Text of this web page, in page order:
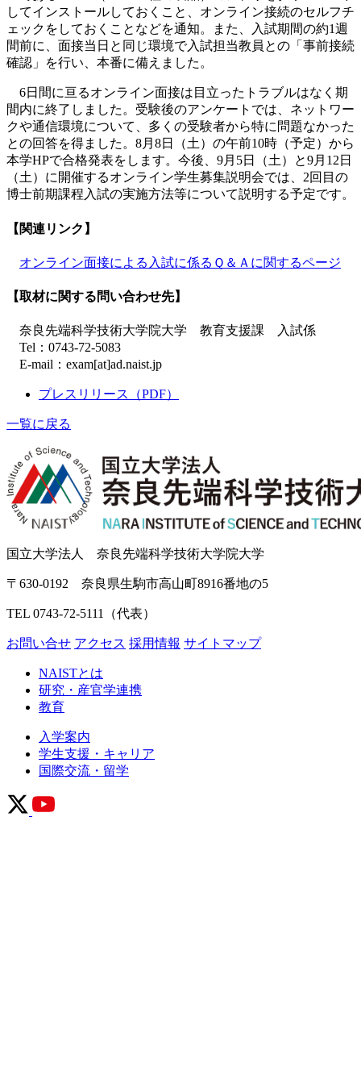
してインストールしておくこと、オンライン接続のセルフチ
ェックをしておくことなどを通知。また、入試期間の約1週
間前に、面接当日と同じ環境で入試担当教員との「事前接続
確認」を行い、本番に備えました。
6日間に亘るオンライン面接は目立ったトラブルはなく期
間内に終了しました。受験後のアンケートでは、ネットワー
クや通信環境について、多くの受験者から特に問題なかった
との回答を得ました。8月8日（土）の午前10時（予定）から
本学HPで合格発表をします。今後、9月5日（土）と9月12日
（土）に開催するオンライン学生募集説明会では、2回目の
博士前期課程入試の実施方法等について説明する予定です。
【関連リンク】
オンライン面接による入試に係るＱ＆Ａに関するページ
【取材に関する問い合わせ先】
奈良先端科学技術大学院大学 教育支援課 入試係
Tel：0743-72-5083
E-mail：exam[at]ad.naist.jp
プレスリリース（PDF）
一覧に戻る
国立大学法人 奈良先端科学技術大学院大学
〒630-0192 奈良県生駒市高山町8916番地の5
TEL 0743-72-5111（代表）
お問い合せ アクセス 採用情報 サイトマップ
NAISTとは
研究・産官学連携
教育
入学案内
学生支援・キャリア
国際交流・留学